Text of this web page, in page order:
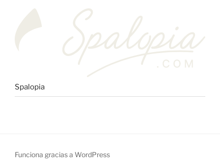
Spalopia
Funciona gracias a WordPress